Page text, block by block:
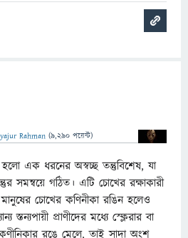
Rahman (9,290 পয়েন্ট)
হলো এক ধরনের অস্বচ্ছ তন্তুবিশেষ, যা
সমন্বয়ে গঠিত। এটি চোখের রক্ষাকারী
চোখের কণিনীকারঙিন হলেও
স্তন্যপায়ী প্রাণীদের মধ্যে স্ক্লেরার বা
রঙে মেলে, তাই সাদা অংশ